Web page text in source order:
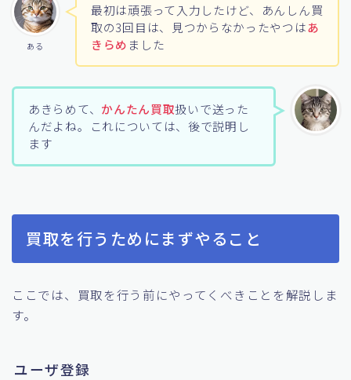
ある
最初は頑張って入力したけど、あんしん買
取の3回目は、見つからなかったやつはあ
きらめ ました
あきらめて、 かんたん買取扱いで送った
んだよね。これについては、後で説明し
ます
買取を行うためにまずやること
ここでは、買取を行う前にやってくべきことを解説しま
す。
ユーザ登録